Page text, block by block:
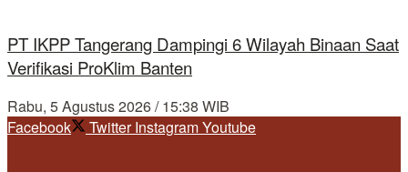
PT IKPP Tangerang Dampingi 6 Wilayah Binaan Saat
Verifikasi ProKlim Banten
Rabu, 5 Agustus 2026 / 15:38 WIB
Facebook
Twitter InstagramYoutube